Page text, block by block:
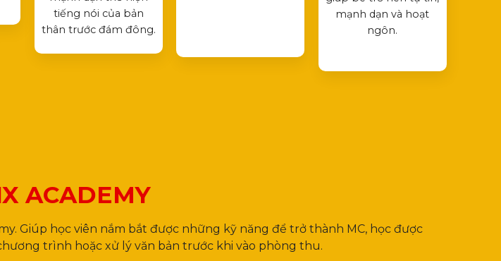
tiếng nói của bản
thân trước đám đông.
mạnh dạn và hoạt
ngôn.
ACADEMY
Giúp học viên nắm bắt được những kỹ năng để trở thành MC, học được
trình hoặc xử lý văn bản trước khi vào phòng thu.